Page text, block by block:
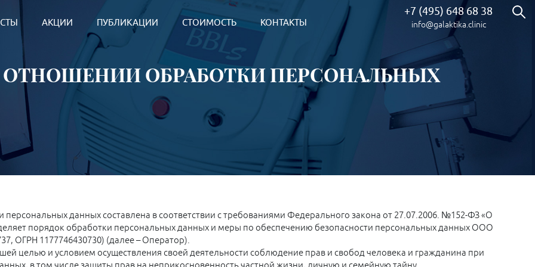
АКЦИИ ПУБЛИКАЦИИ СТОИМОСТЬ КОНТАКТЫ
+7 (495) 648 68 38
info@galaktika.clinic
ОТНОШЕНИИ ОБРАБОТКИ ПЕРСОНАЛЬНЫХ
персональных данных составлена в соответствии с требованиями Федерального закона от 27.07.2006. №152-ФЗ «О
порядок обработки персональных данных и меры по обеспечению безопасности персональных данных ООО
ОГРН 1177746430730) (далее – Оператор).
целью и условием осуществления своей деятельности соблюдение прав и свобод человека и гражданина при